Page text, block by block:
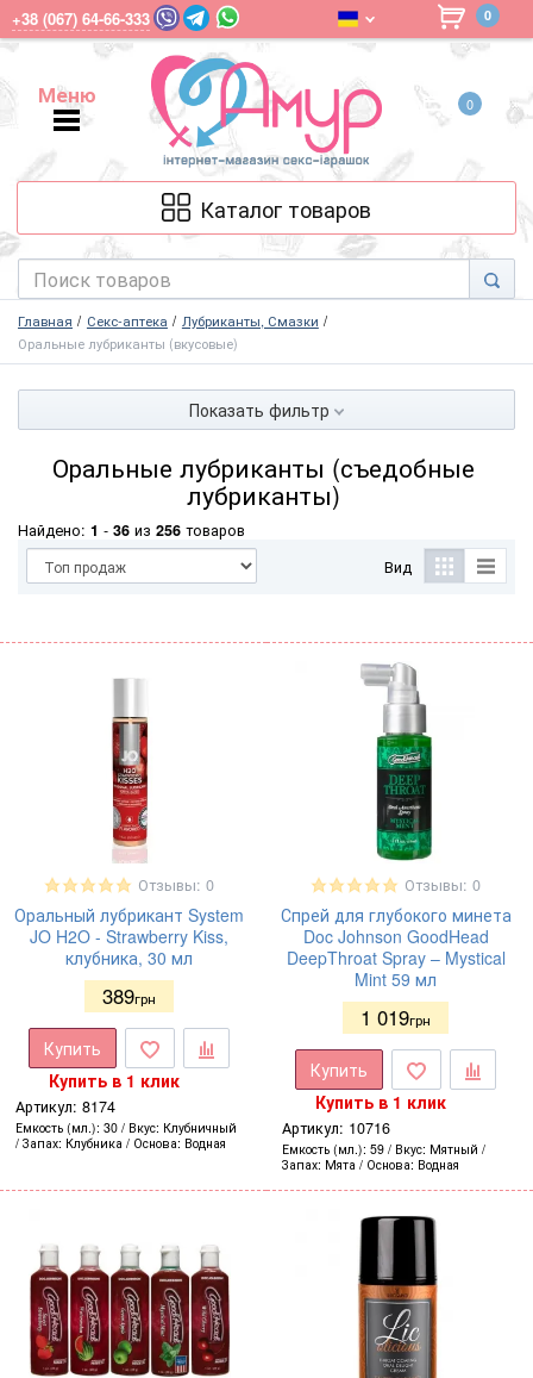
+38 (067) 64-66-333 0
Меню
Меню
0
Каталог товаров
Главная Секс-аптека
Лубриканты, Смазки
Оральные лубриканты (вкусовые)
Показать фильтр
Оральные лубриканты (съедобные
лубриканты)
Найдено: 1 - 36 из 256 товаров
Вид
Отзывы: 0
Оральный лубрикант System
JO H2O - Strawberry Kiss,
клубника, 30 мл
389грн
Купить
Купить в 1 клик
Артикул: 8174
Емкость (мл.) 30 Вкус Клубничный
Запах Клубника Основа Водная
Отзывы: 0
Спрей для глубокого минета
Doc Johnson GoodHead
DeepThroat Spray – Mystical
Mint 59 мл
1 019грн
Купить
Купить в 1 клик
Артикул: 10716
Емкость (мл.) 59 Вкус Мятный
Запах Мята Основа Водная